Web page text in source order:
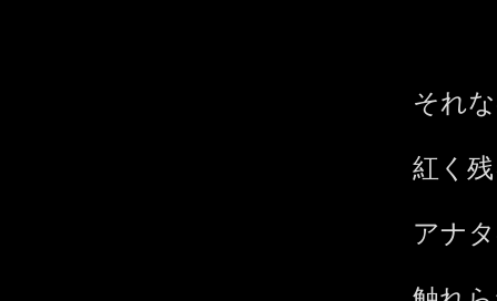
それ
紅く
アナ